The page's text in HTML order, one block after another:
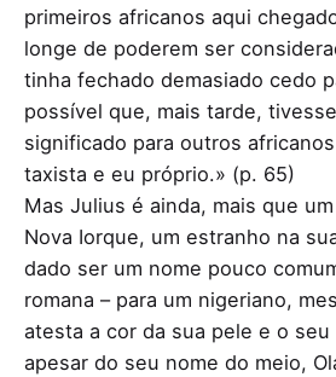
primeiros africanos aqui
longe de poderem ser
tinha fechado demasiado cedo
possível que, mais tarde,
significado para outros
taxista e eu próprio.» (p. 65)
Mas Julius é ainda, mais que
Nova Iorque, um estranho na
dado ser um nome pouco
romana – para um nigeriano,
atesta a cor da sua pele e o seu
apesar do seu nome do meio,